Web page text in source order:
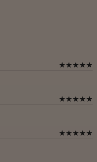
★★★★★
★★★★★
★★★★★